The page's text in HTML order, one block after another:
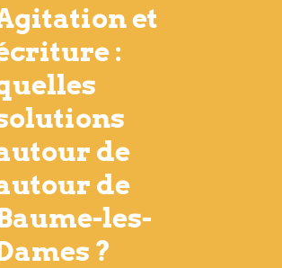
et
:
de
de
les-
?